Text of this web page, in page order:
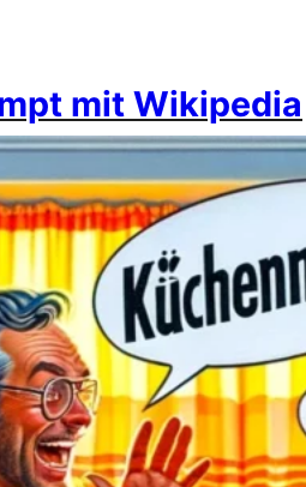
mit Wikipedia